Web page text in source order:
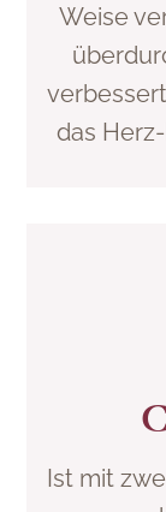
Weise
das
Ist mit